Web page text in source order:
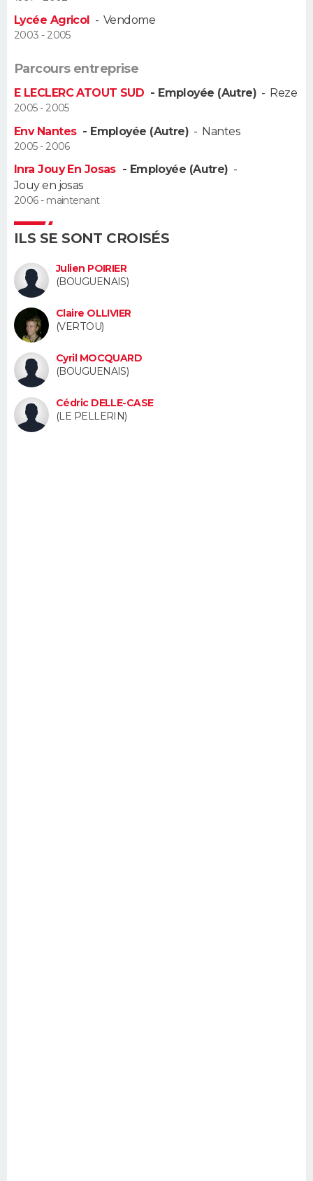
Alimentation
Guide de la santé
Maladies
Médicaments
Sommeil
VOYAGE
PHOTO
GUIDES D'ACHAT
BONS PLANS
CARTE DE VOEUX
Carte de Noël
Carte Bonne année
Carte Saint-Valentin
Carte Pâques
Carte d'anniversaire
DICTIONNAIRE
Dictionnaire
Biographies
Citations
Expressions
Proverbes
PROGRAMME TV
COPAINS D'AVANT
S'inscrire
Se connecter
Lycées
Collèges
Primaires
Universités
Entreprises
Service militaire
Avis de recherche
AVIS DE DÉCÈS
FORUM
Bricolage
Lifestyle
Culture
Sport
Auto
Television
Voyage
Cinema
Lycée Agricol - Vendome
2003 - 2005
Parcours entreprise
E LECLERC ATOUT SUD - Employée (Autre) - Reze
2005 - 2005
Env Nantes - Employée (Autre) - Nantes
2005 - 2006
Inra Jouy En Josas - Employée (Autre) -
Jouy en josas
2006 - maintenant
ILS SE SONT CROISÉS
Julien POIRIER
(BOUGUENAIS)
Claire OLLIVIER
(VERTOU)
Cyril MOCQUARD
(BOUGUENAIS)
Cédric DELLE-CASE
(LE PELLERIN)